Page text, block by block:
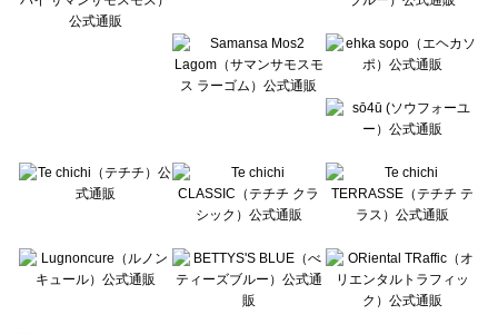
Wpc.（ワールドパーティー）のボトムス一覧